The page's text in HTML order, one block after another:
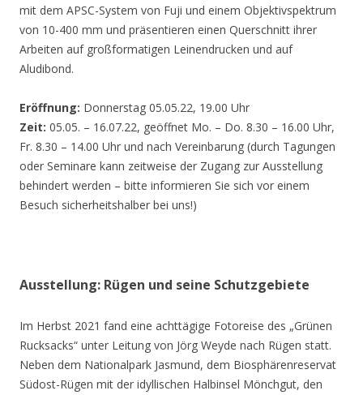
mit dem APSC-System von Fuji und einem Objektivspektrum
von 10-400 mm und präsentieren einen Querschnitt ihrer
Arbeiten auf großformatigen Leinendrucken und auf
Aludibond.
Eröffnung: Donnerstag 05.05.22, 19.00 Uhr
Zeit: 05.05. – 16.07.22, geöffnet Mo. – Do. 8.30 – 16.00 Uhr,
Fr. 8.30 – 14.00 Uhr und nach Vereinbarung (durch Tagungen
oder Seminare kann zeitweise der Zugang zur Ausstellung
behindert werden – bitte informieren Sie sich vor einem
Besuch sicherheitshalber bei uns!)
Ausstellung: Rügen und seine Schutzgebiete
Im Herbst 2021 fand eine achttägige Fotoreise des „Grünen
Rucksacks“ unter Leitung von Jörg Weyde nach Rügen statt.
Neben dem Nationalpark Jasmund, dem Biosphärenreservat
Südost-Rügen mit der idyllischen Halbinsel Mönchgut, den